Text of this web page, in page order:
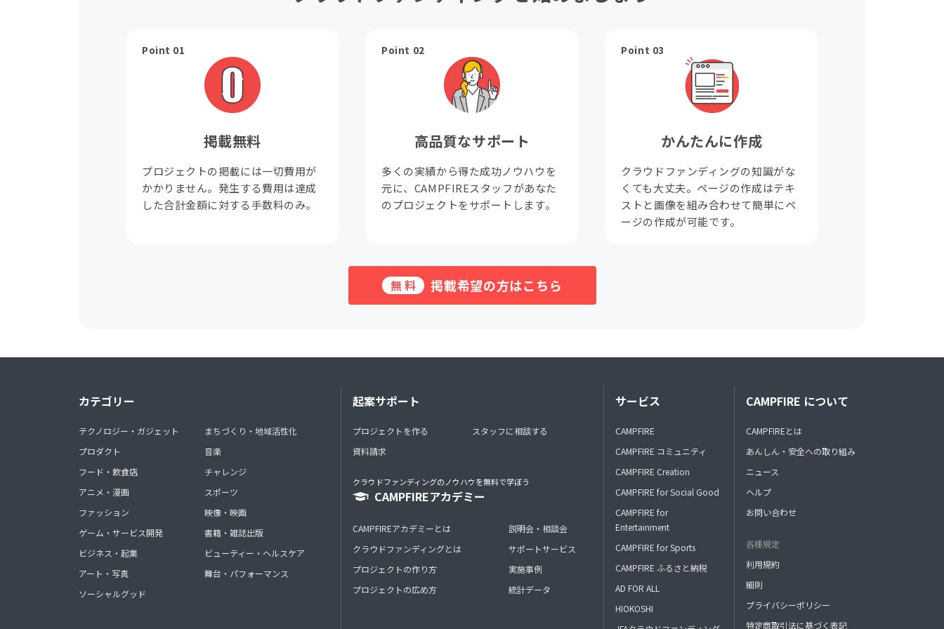
Point 01
掲載無料
プロジェクトの掲載には一切費用が
かかりません。発生する費用は達成
した合計金額に対する手数料のみ。
Point 02
高品質なサポート
多くの実績から得た成功ノウハウを
元に、CAMPFIREスタッフがあなた
のプロジェクトをサポートします。
Point 03
かんたんに作成
クラウドファンディングの知識がな
くても大丈夫。ページの作成はテキ
ストと画像を組み合わせて簡単にペ
ージの作成が可能です。
無料 掲載希望の方はこちら
カテゴリー
テクノロジー・ガジェット
プロダクト
フード・飲食店
アニメ・漫画
ファッション
ゲーム・サービス開発
ビジネス・起業
アート・写真
ソーシャルグッド
まちづくり・地域活性化
音楽
チャレンジ
スポーツ
映像・映画
書籍・雑誌出版
ビューティー・ヘルスケア
舞台・パフォーマンス
起案サポート
プロジェクトを作る
資料請求
スタッフに相談する
クラウドファンディングのノウハウを無料で学ぼう
CAMPFIREアカデミー
CAMPFIREアカデミーとは
クラウドファンディングとは
プロジェクトの作り方
プロジェクトの広め方
説明会・相談会
サポートサービス
実施事例
統計データ
サービス
CAMPFIRE
CAMPFIRE コミュニティ
CAMPFIRE Creation
CAMPFIRE for Social Good
CAMPFIRE for
Entertainment
CAMPFIRE for Sports
CAMPFIRE ふるさと納税
AD FOR ALL
HIOKOSHI
CAMPFIRE について
CAMPFIREとは
あんしん・安全への取り組み
ニュース
ヘルプ
お問い合わせ
各種規定
利用規約
細則
プライバシーポリシー
特定商取引法に基づく表記